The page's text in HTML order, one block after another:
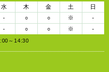
水 木 金 土
日
- ○ ○ ※
-
- ○ ○ ※ -
～14:30